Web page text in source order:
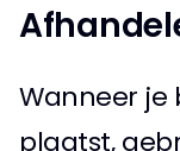
Wanneer je
plaatst,